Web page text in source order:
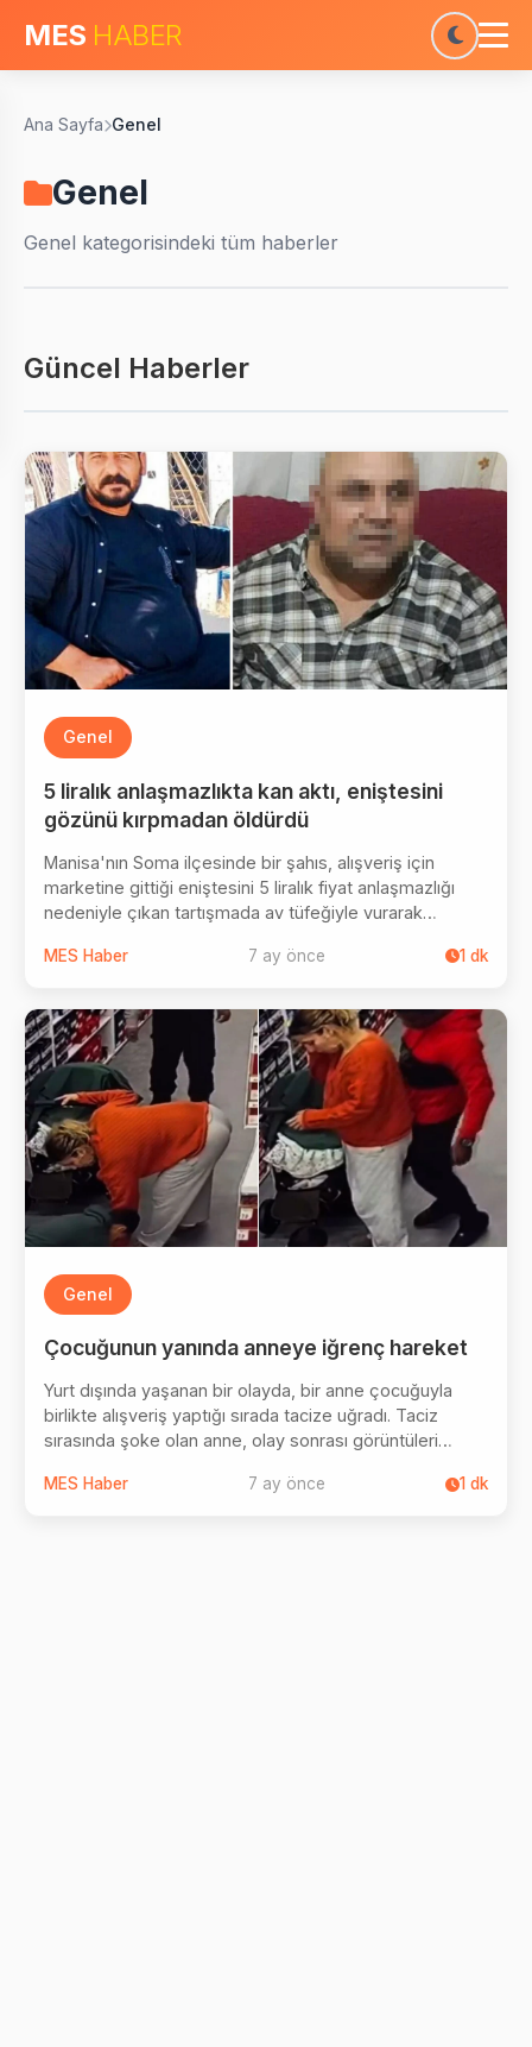
MES HABER
Ana Sayfa Genel
Genel
Genel kategorisindeki tüm haberler
Güncel Haberler
Genel
5 liralık anlaşmazlıkta kan aktı, eniştesini
gözünü kırpmadan öldürdü
Manisa'nın Soma ilçesinde bir şahıs, alışveriş için
marketine gittiği eniştesini 5 liralık fiyat anlaşmazlığı
nedeniyle çıkan tartışmada av tüfeğiyle vurarak
MES Haber 7 ay önce 1 dk
Genel
Çocuğunun yanında anneye iğrenç hareket
Yurt dışında yaşanan bir olayda, bir anne çocuğuyla
birlikte alışveriş yaptığı sırada tacize uğradı. Taciz
sırasında şoke olan anne, olay sonrası görüntüleri
MES Haber 7 ay önce 1 dk